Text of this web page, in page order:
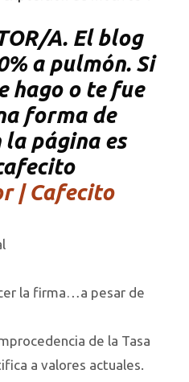
A. El blog
a pulmón. Si
hago o te fue
forma de
página es
| Cafecito
la firma…a pesar de
de la Tasa
a valores actuales.